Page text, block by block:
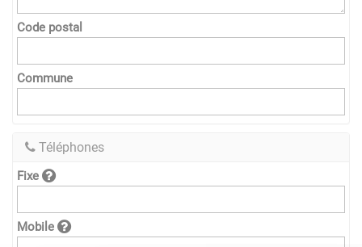
Code postal
Commune
Téléphones
Fixe
Mobile